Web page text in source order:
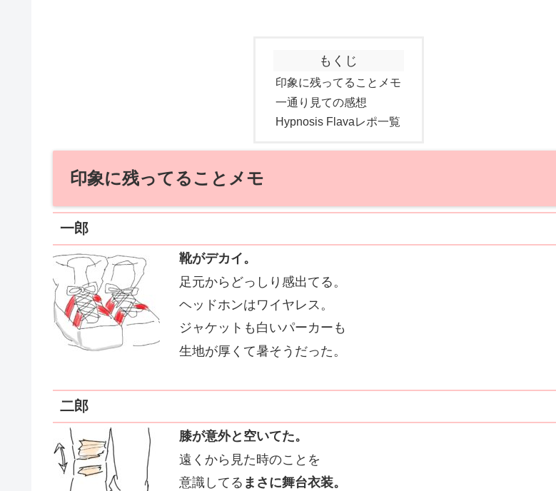
もくじ
印象に残ってることメモ
一通り見ての感想
Hypnosis Flavaレポ一覧
印象に残ってることメモ
一郎
靴がデカイ。
足元からどっしり感出てる。
ヘッドホンはワイヤレス。
ジャケットも白いパーカーも
生地が厚くて暑そうだった。
二郎
膝が意外と空いてた。
遠くから見た時のことを
意識してる まさに舞台衣装。